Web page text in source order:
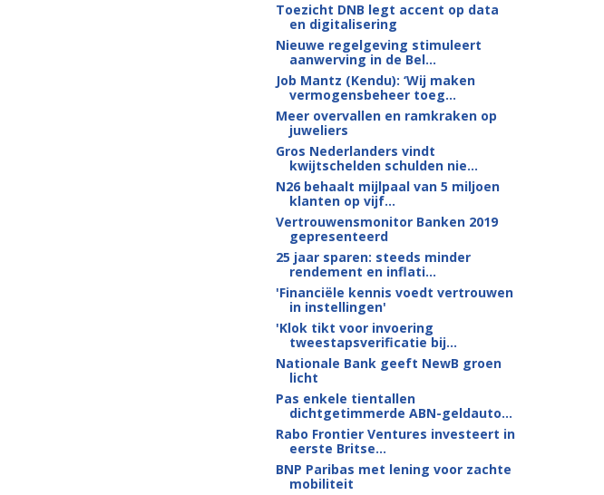
Toezicht DNB legt accent op data
en digitalisering
Nieuwe regelgeving stimuleert
aanwerving in de Bel...
Job Mantz (Kendu): ‘Wij maken
vermogensbeheer toeg...
Meer overvallen en ramkraken op
juweliers
Gros Nederlanders vindt
kwijtschelden schulden nie...
N26 behaalt mijlpaal van 5 miljoen
klanten op vijf...
Vertrouwensmonitor Banken 2019
gepresenteerd
25 jaar sparen: steeds minder
rendement en inflati...
'Financiële kennis voedt vertrouwen
in instellingen'
'Klok tikt voor invoering
tweestapsverificatie bij...
Nationale Bank geeft NewB groen
licht
Pas enkele tientallen
dichtgetimmerde ABN-geldauto...
Rabo Frontier Ventures investeert in
eerste Britse...
BNP Paribas met lening voor zachte
mobiliteit